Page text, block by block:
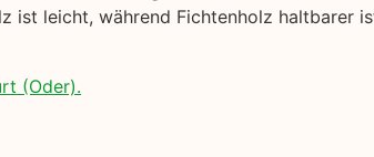
leicht, während Fichtenholz haltbarer
(Oder).